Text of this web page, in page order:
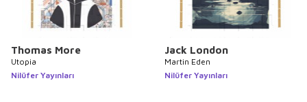
Thomas More
Utopia
Nilüfer Yayınları
Jack London
Martin Eden
Nilüfer Yayınları